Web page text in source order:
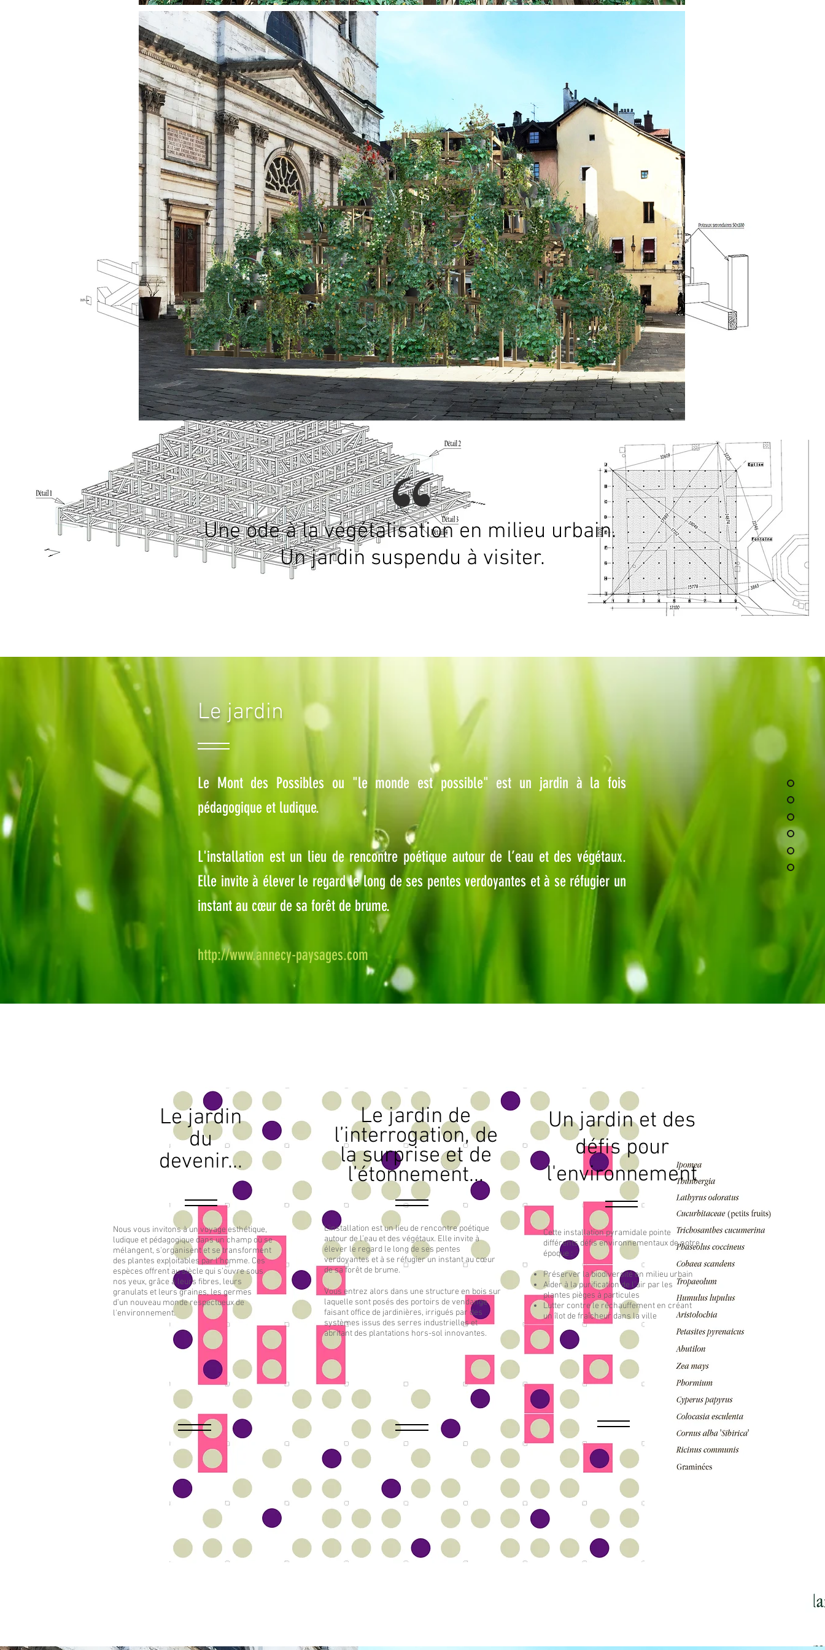
Une ode à la végétalisation en milieu urbain.
Un jardin suspendu à visiter.
Le jardin
Le Mont des Possibles ou "le monde est possible" est un jardin à la fois
pédagogique et ludique.
L'installation est un lieu de rencontre poétique autour de l’eau et des végétaux.
Elle invite à élever le regard le long de ses pentes verdoyantes et à se réfugier un
instant au cœur de sa forêt de brume.
http://www.annecy-paysages.com
Le jardin
du
devenir...
Nous vous invitons à un voyage esthétique,
ludique et pédagogique dans un champ où se
mélangent, s'organisent et se transforment
des plantes exploitables par l'homme. Ces
espèces offrent au siècle qui s’ouvre sous
nos yeux, grâce à leurs fibres, leurs
granulats et leurs graines, les germes
d’un nouveau monde respectueux de
l'environnement.
Le jardin de
l’interrogation, de
la surprise et de
l’étonnement...
L'installation est un lieu de rencontre poétique
autour de l’eau et des végétaux. Elle invite à
élever le regard le long de ses pentes
verdoyantes et à se réfugier un instant au cœur
de sa forêt de brume.
Vous entrez alors dans une structure en bois sur
laquelle sont posés des portoirs de vendange
faisant office de jardinières, irrigués par des
systèmes issus des serres industrielles et
abritant des plantations hors-sol innovantes.
Un jardin et des
défis pour
l'environnement
Cette installation pyramidale pointe
différents défis environnementaux de notre
époque :
Préserver la biodiversité en milieu urbain
Aider à la purification de l’air par les
plantes pièges à particules
Lutter contre le réchauffement en créant
un îlot de fraîcheur dans la ville